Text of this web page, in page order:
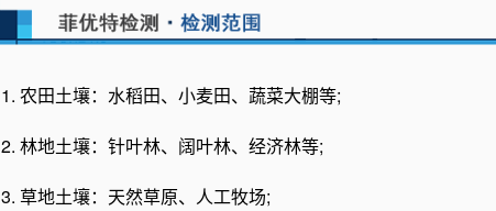
1. 农田土壤：水稻田、小麦田、蔬菜大棚等;
2. 林地土壤：针叶林、阔叶林、经济林等;
3. 草地土壤：天然草原、人工牧场;